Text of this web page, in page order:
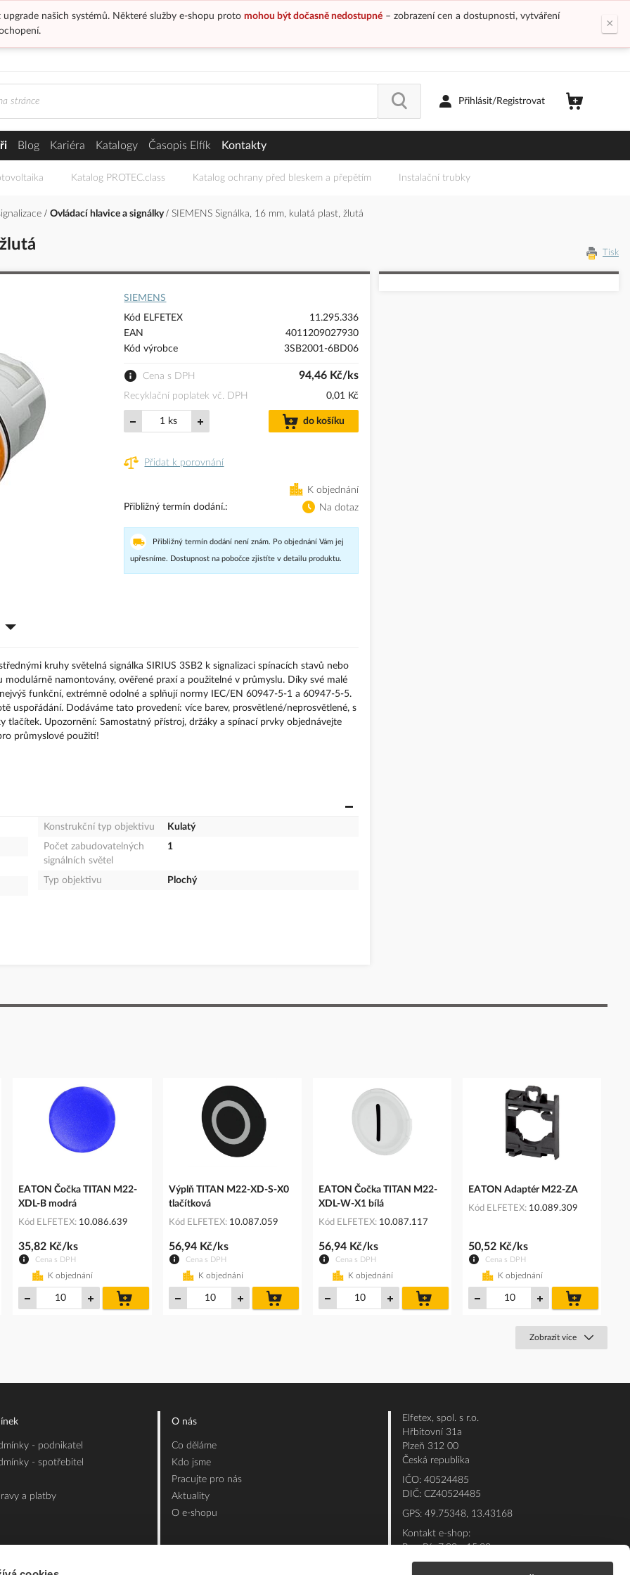
našich systémů. Některé služby e-shopu proto mohou být dočasně nedostupné– zobrazení cen a dostupnosti, vytváření
×
Přihlásit/Registrovat
Blog Kariéra Katalogy Časopis Elfík Kontakty
Katalog PROTEC.class Katalog ochrany před bleskem a přepětím Instalační trubky
Ovládací hlavice a signálky SIEMENS Signálka, 16 mm, kulatá plast, žlutá
Tisk
SIEMENS
Kód ELFETEX
11.295.336
EAN
4011209027930
Kód výrobce
3SB2001-6BD06
Cena s DPH 94,46 Kč/ks
Recyklační poplatek vč. DPH 0,01 Kč
ks do košíku
Přidat k porovnání
K objednání
Přibližný termín dodání.
Na dotaz
Přibližný termín dodání není znám. Po objednání Vám jej
upřesníme. Dostupnost na pobočce zjistíte v detailu produktu.
kruhy světelná signálka SIRIUS 3SB2 k signalizaci spínacích stavů nebo
namontovány, ověřené praxí a použitelné v průmyslu. Díky své malé
funkční, extrémně odolné a splňují normy IEC/EN 60947-5-1 a 60947-5-5.
uspořádání. Dodáváme tato provedení: více barev, prosvětlené/neprosvětlené, s
tlačítek. Upozornění: Samostatný přístroj, držáky a spínací prvky objednávejte
průmyslové použití!
Konstrukční typ objektivu
Kulatý
Počet zabudovatelných
signálních světel
1
Typ objektivu Plochý
EATON Čočka TITAN M22-
XDL-B modrá
Kód ELFETEX 10.086.639
Cena s DPH
35,82 Kč/ks
K objednání
košíku
Výplň TITAN M22-XD-S-X0
tlačítková
Kód ELFETEX 10.087.059
Cena s DPH
56,94 Kč/ks
K objednání
košíku
EATON Čočka TITAN M22-
XDL-W-X1 bílá
Kód ELFETEX 10.087.117
Cena s DPH
56,94 Kč/ks
K objednání
košíku
EATON Adaptér M22-ZA
Kód ELFETEX 10.089.309
Cena s DPH
50,52 Kč/ks
K objednání
košíku
Zobrazit více
- podnikatel
- spotřebitel
a platby
O nás
Co děláme
Kdo jsme
Pracujte pro nás
Aktuality
O e-shopu
Elfetex, spol. s r.o.
Hřbitovní 31a
Plzeň 312 00
Česká republika
IČO: 40524485
DIČ: CZ40524485
GPS: 49.75348, 13.43168
Kontakt e-shop:
Po - Pá: 7:00 - 15:30